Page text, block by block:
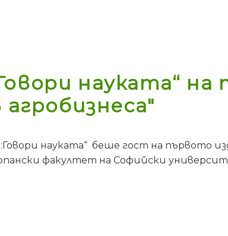
науката“ на
науката“ беше гост на първото
факултет на Софийски